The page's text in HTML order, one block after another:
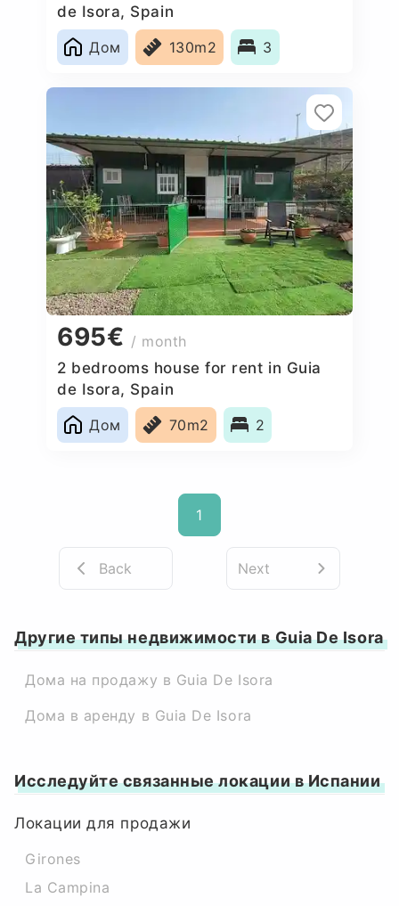
de Isora, Spain
Дом
130m2 3
695€ / month
2 bedrooms house for rent in Guia
de Isora, Spain
Дом
70m2 2
1
Back Next
Другие типы недвижимости в Guia De Isora
Дома на продажу в Guia De Isora
Дома в аренду в Guia De Isora
Исследуйте связанные локации в Испании
Локации для продажи
Girones
La Campina